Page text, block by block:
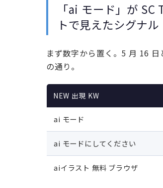
「ai モード」が
トで見えたシグナル
まず数字から置く。5 月 16
の通り。
NEW 出現 KW
ai モード
ai モードにしてください
aiイラスト 無料 ブラウザ